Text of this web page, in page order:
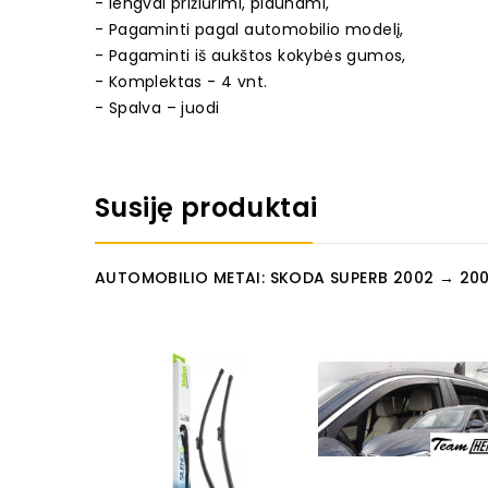
- Pagaminti pagal automobilio modelį,
- Pagaminti iš aukštos kokybės gumos,
- Komplektas - 4 vnt.
- Spalva – juodi
Susiję produktai
AUTOMOBILIO METAI: SKODA SUPERB 2002 →